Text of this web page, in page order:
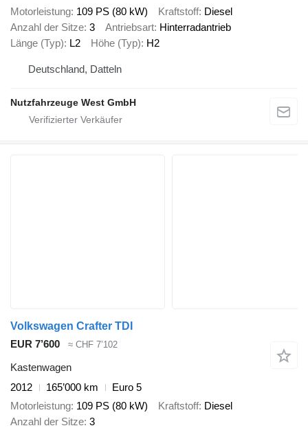
Motorleistung 109 PS (80 kW) Kraftstoff Diesel
Anzahl der Sitze 3 Antriebsart Hinterradantrieb
Länge (Typ) L2 Höhe (Typ) H2
Deutschland, Datteln
Nutzfahrzeuge West GmbH
Volkswagen Crafter TDI
EUR 7’600
≈ CHF 7’102
Kastenwagen
2012
165’000 km
Euro 5
Motorleistung 109 PS (80 kW) Kraftstoff Diesel
Anzahl der Sitze 3